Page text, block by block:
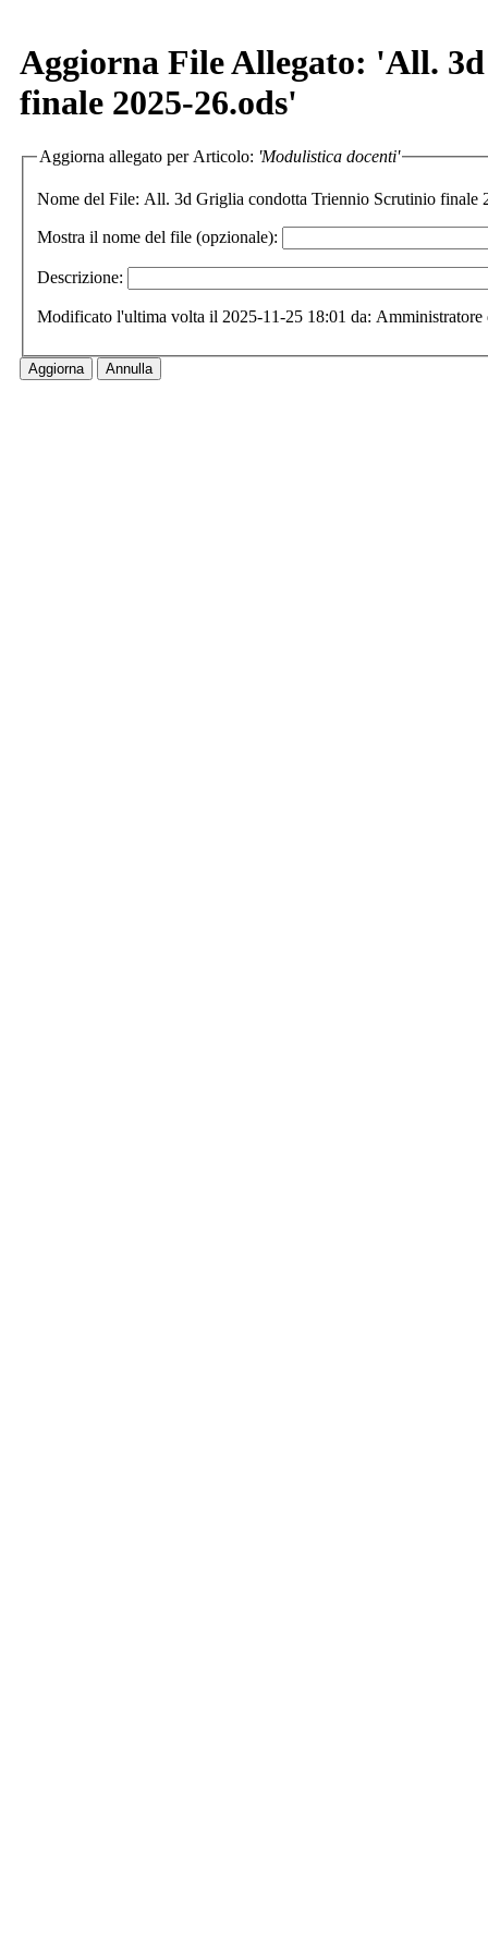
Aggiorna File Allegato: 'All.
finale 2025-26.ods'
Aggiorna allegato per Articolo: 'Modulistica docenti'
Nome del File:
Mostra il nome del file (opzionale):
Descrizione:
Modificato l'ultima volta il 2025-11-25 18:01 da: Amministratore